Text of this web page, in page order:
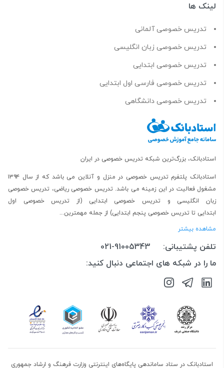
لینک ها
تدریس خصوصی آلمانی
تدریس خصوصی زبان انگلیسی
تدریس خصوصی ابتدایی
تدریس خصوصی فارسی اول ابتدایی
تدریس خصوصی دانشگاهی
استادبانک، بزرگ‌ترین شبکه تدریس خصوصی در ایران
استادبانک پلتفرم تدریس خصوصی در منزل و آنلاین
می باشد که از سال ۱۳۹۴
مشغول فعالیت در این زمینه می باشد.تدریس خصوصی ریاضی، تدریس خصوصی
زبان انگلیسی و تدریس خصوصی ابتدایی (از
تدریس خصوصی اول
ابتدایی تا تدریس خصوصی پنجم ابتدایی) از جمله مهمترین...
مشاهده بیشتر
تلفن پشتیبانی:
021-91005343
ما را در شبکه های اجتماعی دنبال کنید:
استادبانک در ستاد ساماندهی پایگاه‌های اینترنتی وزارت فرهنگ و ارشاد جمهوری